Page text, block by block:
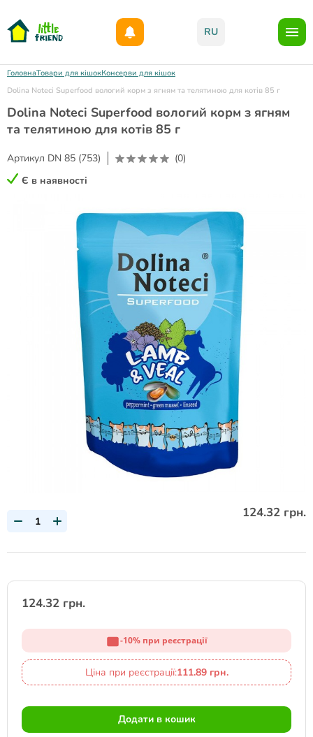
RU
ГоловнаТовари для кішокКонсерви для кішок
Dolina Noteci Superfood вологий корм з ягням та телятиною для котів 85 г
Dolina Noteci Superfood вологий корм з ягням
та телятиною для котів 85 г
Артикул DN 85 (753)
(0)
Є в наявності
124.32 грн.
124.32 грн.
-10% при реєстрації
Ціна при реєстрації:111.89 грн.
Додати в кошик